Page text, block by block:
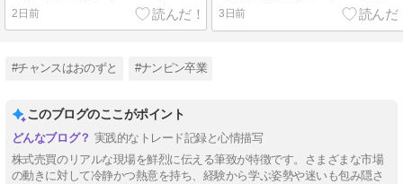
2日前 3日前
#チャンスはおのずと #ナンピン卒業
このブログのここがポイント
実践的なトレード記録と心情描写
株式売買のリアルな現場を鮮烈に伝える筆致が特徴です。さまざまな市場
の動きに対して冷静かつ熱意を持ち、経験から学ぶ姿勢や迷いも包み隠さ